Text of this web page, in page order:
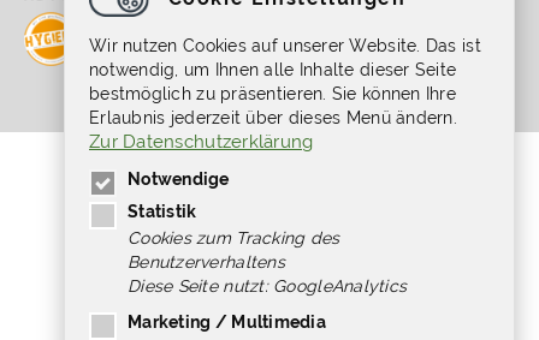
Gefördert durch die Beauftragte der
Bundesregierung für Kultur und Medien im
Programm NEUSTART KULTUR, [Hilfsprogramm
DIS-TANZEN/ tanz:digital/ DIS-TANZ-START]
des Dachverband Tanz Deutschland.
Wir nutzen Cookies auf unserer Website. Das ist
notwendig, um Ihnen alle Inhalte dieser Seite
bestmöglich zu präsentieren. Sie können Ihre
Erlaubnis jederzeit über dieses Menü ändern.
Zur Datenschutzerklärung
Notwendige
Statistik
Cookies zum Tracking des
Benutzerverhaltens
Diese Seite nutzt: GoogleAnalytics
Marketing / Multimedia